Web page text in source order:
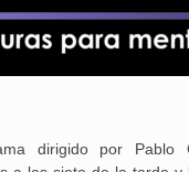
dirigido por